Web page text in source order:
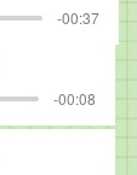
-00:37
-00:08